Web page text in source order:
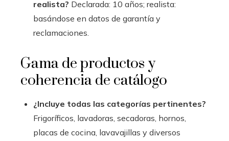
realista? Declarada: 10 años; realista:
basándose en datos de garantía y
reclamaciones.
Gama de productos y
coherencia de catálogo
¿Incluye todas las categorías pertinentes?
Frigoríficos, lavadoras, secadoras, hornos,
placas de cocina, lavavajillas y diversos